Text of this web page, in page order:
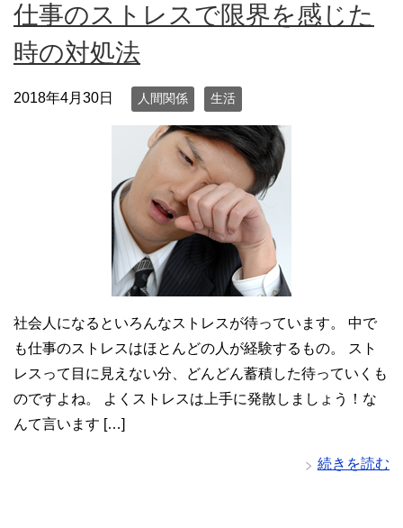
仕事のストレスで限界を感じた
時の対処法
2018年4月30日 人間関係 生活
社会人になるといろんなストレスが待っています。 中で
も仕事のストレスはほとんどの人が経験するもの。 スト
レスって目に見えない分、どんどん蓄積した待っていくも
のですよね。 よくストレスは上手に発散しましょう！な
んて言います […]
続きを読む